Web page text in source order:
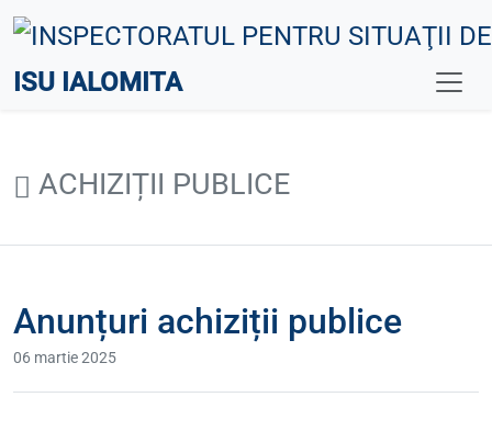
ISU IALOMITA
ACHIZIȚII PUBLICE
Anunțuri achiziții publice
06 martie 2025